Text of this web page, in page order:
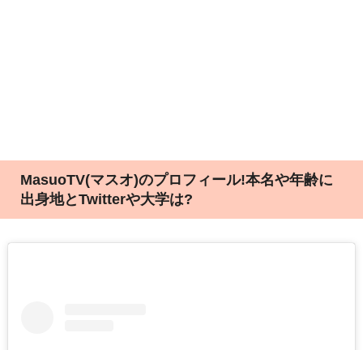
MasuoTV(マスオ)のプロフィール!本名や年齢に
出身地とTwitterや大学は?